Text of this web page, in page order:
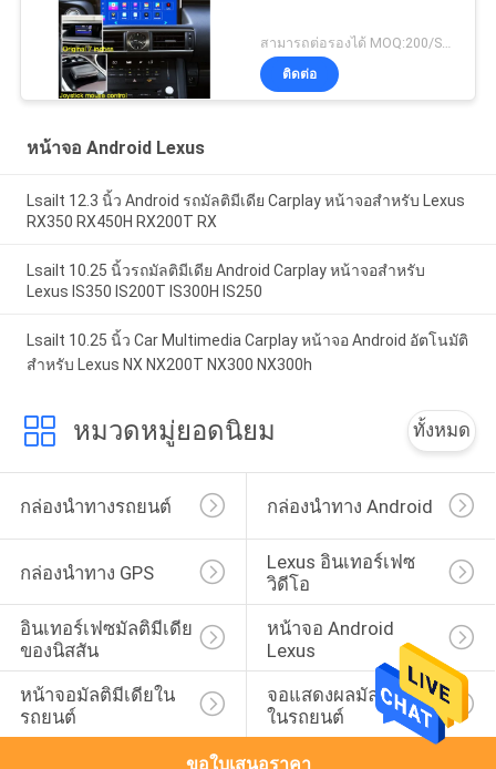
ติดต่อ
หน้าจอ Android Lexus
Lsailt 12.3 นิ้ว Android รถมัลติมีเดีย Carplay หน้าจอสำหรับ Lexus
RX350 RX450H RX200T RX
Lsailt 10.25 นิ้วรถมัลติมีเดีย Android Carplay หน้าจอสำหรับ
Lexus IS350 IS200T IS300H IS250
Lsailt 10.25 นิ้ว Car Multimedia Carplay หน้าจอ Android อัตโนมัติ
สำหรับ Lexus NX NX200T NX300 NX300h
หมวดหมู่ยอดนิยม ทั้งหมด
กล่องนำทางรถยนต์ กล่องนำทาง Android
กล่องนำทาง GPS
Lexus อินเทอร์เฟซ
วิดีโอ
อินเทอร์เฟซมัลติมีเดีย
ของนิสสัน
หน้าจอ Android
Lexus
หน้าจอมัลติมีเดียใน
รถยนต์
จอแสดงผลมัลติมีเดีย
ในรถยนต์
ขอใบเสนอราคา